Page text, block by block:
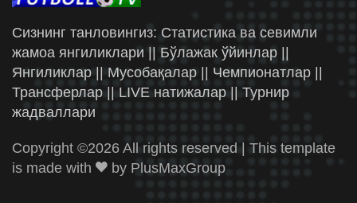
Сизнинг танловингиз: Статистика ва севимли
жамоа янгиликлари || Бўлажак ўйинлар ||
Янгиликлар || Мусобақалар || Чемпионатлар ||
Трансферлар || LIVE натижалар || Турнир
жадваллари
Copyright ©2026 All rights reserved | This template
is made with
by PlusMaxGroup